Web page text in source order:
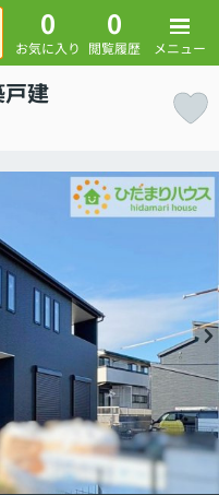
0
お気に入り
0
閲覧履歴 メニュー
建